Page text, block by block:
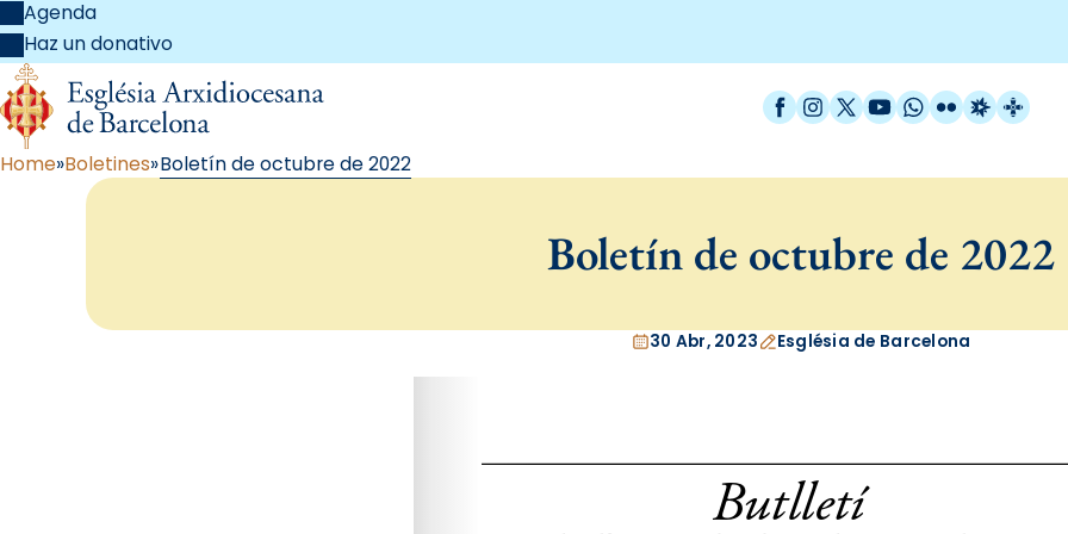
Agenda
Haz un donativo
Facebook
Instagram
X / Twitter
YouTube
WhatsApp
FlickrRadio
Home Boletines Boletín de octubre de 2022
Boletín de octubre de 2022
30 Abr, 2023 Església de Barcelona